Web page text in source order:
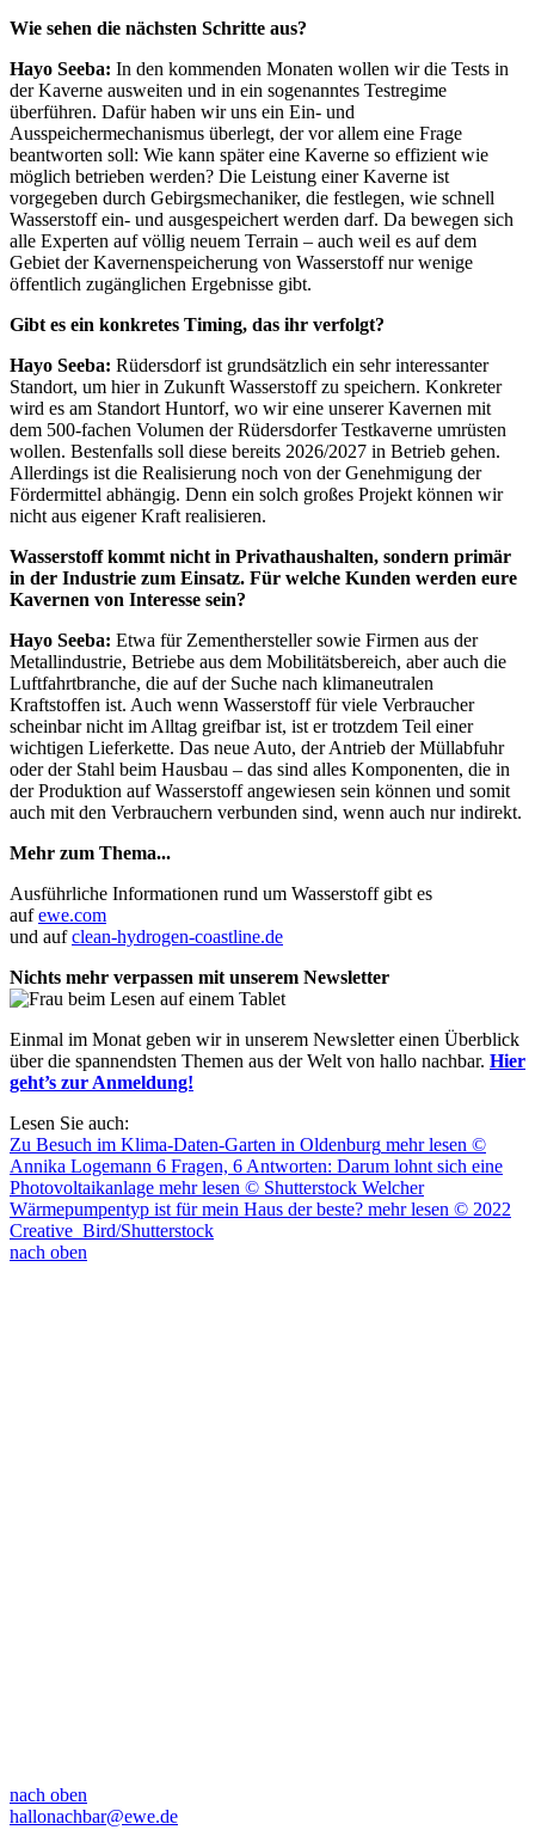
Wie sehen die nächsten Schritte aus?
Hayo Seeba: In den kommenden Monaten wollen wir die Tests in
der Kaverne ausweiten und in ein sogenanntes Testregime
überführen. Dafür haben wir uns ein Ein- und
Ausspeichermechanismus überlegt, der vor allem eine Frage
beantworten soll: Wie kann später eine Kaverne so effizient wie
möglich betrieben werden? Die Leistung einer Kaverne ist
vorgegeben durch Gebirgsmechaniker, die festlegen, wie schnell
Wasserstoff ein- und ausgespeichert werden darf. Da bewegen sich
alle Experten auf völlig neuem Terrain – auch weil es auf dem
Gebiet der Kavernenspeicherung von Wasserstoff nur wenige
öffentlich zugänglichen Ergebnisse gibt.
Gibt es ein konkretes Timing, das ihr verfolgt?
Hayo Seeba: Rüdersdorf ist grundsätzlich ein sehr interessanter
Standort, um hier in Zukunft Wasserstoff zu speichern. Konkreter
wird es am Standort Huntorf, wo wir eine unserer Kavernen mit
dem 500-fachen Volumen der Rüdersdorfer Testkaverne umrüsten
wollen. Bestenfalls soll diese bereits 2026/2027 in Betrieb gehen.
Allerdings ist die Realisierung noch von der Genehmigung der
Fördermittel abhängig. Denn ein solch großes Projekt können wir
nicht aus eigener Kraft realisieren.
Wasserstoff kommt nicht in Privathaushalten, sondern primär
in der Industrie zum Einsatz. Für welche Kunden werden eure
Kavernen von Interesse sein?
Hayo Seeba: Etwa für Zementhersteller sowie Firmen aus der
Metallindustrie, Betriebe aus dem Mobilitätsbereich, aber auch die
Luftfahrtbranche, die auf der Suche nach klimaneutralen
Kraftstoffen ist. Auch wenn Wasserstoff für viele Verbraucher
scheinbar nicht im Alltag greifbar ist, ist er trotzdem Teil einer
wichtigen Lieferkette. Das neue Auto, der Antrieb der Müllabfuhr
oder der Stahl beim Hausbau – das sind alles Komponenten, die in
der Produktion auf Wasserstoff angewiesen sein können und somit
auch mit den Verbrauchern verbunden sind, wenn auch nur indirekt.
Mehr zum Thema...
Ausführliche Informationen rund um Wasserstoff gibt es
aufewe.com
und aufclean-hydrogen-coastline.de
Nichts mehr verpassen mit unserem Newsletter
Einmal im Monat geben wir in unserem Newsletter einen Überblick
über die spannendsten Themen aus der Welt von hallo nachbar. Hier
geht’s zur Anmeldung!
Lesen Sie auch:
Zu Besuch im Klima-Daten-Garten in Oldenburg mehr lesen ©
Annika Logemann 6 Fragen, 6 Antworten: Darum lohnt sich eine
Photovoltaikanlage mehr lesen © Shutterstock Welcher
Wärmepumpentyp ist für mein Haus der beste? mehr lesen © 2022
Creative_Bird/Shutterstock
nach oben
nach oben
hallonachbar@ewe.de